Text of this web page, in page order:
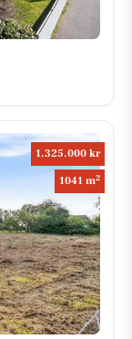
1.325.000 kr
1041 m2